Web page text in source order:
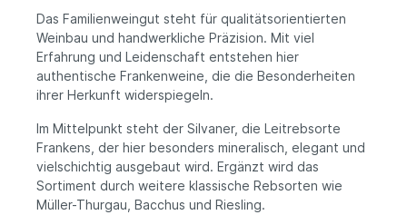
Das Familienweingut steht für qualitätsorientierten
Weinbau und handwerkliche Präzision. Mit viel
Erfahrung und Leidenschaft entstehen hier
authentische Frankenweine, die die Besonderheiten
ihrer Herkunft widerspiegeln.
Im Mittelpunkt steht der Silvaner, die Leitrebsorte
Frankens, der hier besonders mineralisch, elegant und
vielschichtig ausgebaut wird. Ergänzt wird das
Sortiment durch weitere klassische Rebsorten wie
Müller-Thurgau, Bacchus und Riesling.